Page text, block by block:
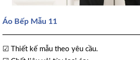
Áo Bếp Mẫu 11
☑ Thiết kế mẫu theo yêu cầu.